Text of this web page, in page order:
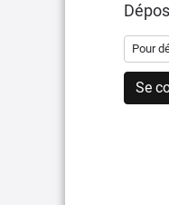
Pour
Se